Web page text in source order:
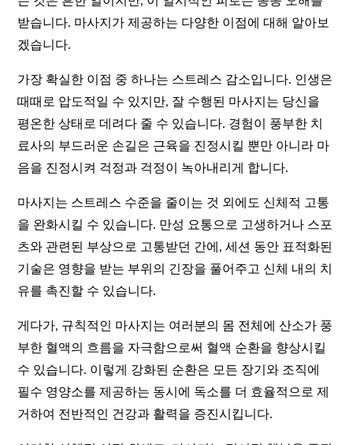
받습니다. 마사지가 제공하는 다양한 이점에 대해 알아보
겠습니다.
가장 확실한 이점 중 하나는 스트레스 감소입니다. 인생은
때때로 압도적일 수 있지만, 잘 수행된 마사지는 당신을
평온한 상태로 데려다 줄 수 있습니다. 경험이 풍부한 치
료사의 부드러운 손길은 근육을 진정시킬 뿐만 아니라 마
음을 진정시켜 걱정과 걱정이 녹아내리게 합니다.
마사지는 스트레스 수준을 줄이는 것 외에도 신체적 고통
을 완화시킬 수 있습니다. 만성 요통으로 고생하거나 스포
츠와 관련된 부상으로 고통받던 간에, 세션 동안 표적화된
기술은 영향을 받는 부위의 긴장을 풀어주고 신체 내의 치
유를 촉진할 수 있습니다.
게다가, 규칙적인 마사지는 여러분의 몸 전체에 산소가 풍
부한 혈액의 흐름을 자극함으로써 혈액 순환을 향상시킬
수 있습니다. 이렇게 강화된 순환은 모든 장기와 조직에
필수 영양소를 제공하는 동시에 독소를 더 효율적으로 제
거하여 전반적인 건강과 활력을 증진시킵니다.